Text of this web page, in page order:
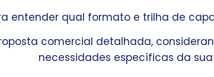
entender qual formato e trilha de
comercial detalhada,
necessidades específicas da